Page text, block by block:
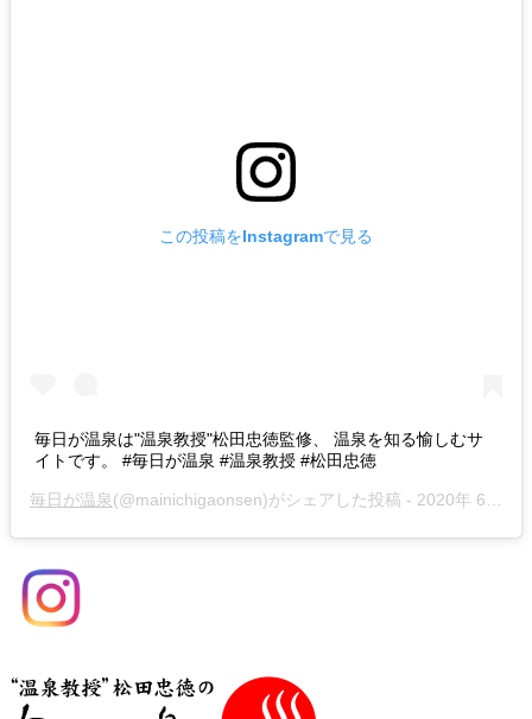
この投稿をInstagramで見る
毎日が温泉は"温泉教授"松田忠徳監修、 温泉を知る愉しむサ
イトです。 #毎日が温泉 #温泉教授 #松田忠徳
毎日が温泉(@mainichigaonsen)がシェアした投稿 - 2020年 6月月29日午前12時05分PDT